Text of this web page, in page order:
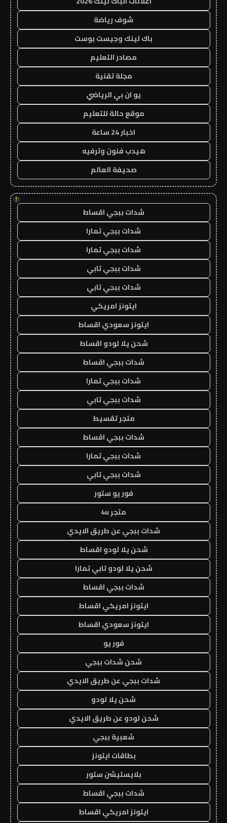
شوف رياضة
باك لينك وجيست بوست
مصادر التعليم
مجلة تقنية
يو ان بي الرياضي
موقع حالة للتعليم
اخبار 24 ساعة
هيدب فنون وترفيه
صحيفة العالم
!
شدات ببجي اقساط
شدات ببجي تمارا
شدات ببجي تمارا
شدات ببجي تابي
شدات ببجي تابي
ايتونز امريكي
ايتونز سعودي اقساط
شحن يلا لودو اقساط
شدات ببجي اقساط
شدات ببجي تمارا
شدات ببجي تابي
متجر تقسيط
شدات ببجي اقساط
شدات ببجي تمارا
شدات ببجي تابي
فور يو ستور
متجر 4u
شدات ببجي عن طريق الايدي
شحن يلا لودو اقساط
شحن يلا لودو تابي تمارا
شدات ببجي اقساط
ايتونز امريكي اقساط
ايتونز سعودي اقساط
فور يو
شحن شدات ببجي
شدات ببجي عن طريق الايدي
شحن يلا لودو
شحن لودو عن طريق الايدي
شعبية ببجي
بطاقات ايتونز
بلايستيشن ستور
شدات ببجي اقساط
ايتونز امريكي اقساط